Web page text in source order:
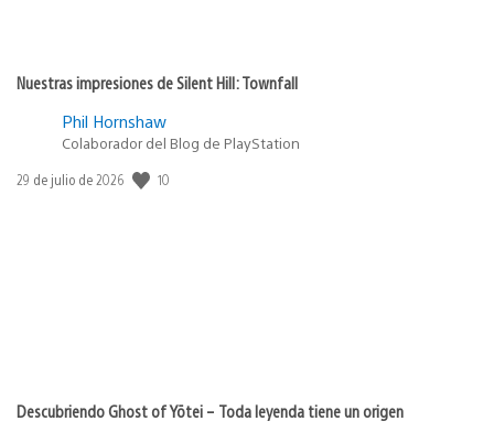
Nuestras impresiones de Silent Hill: Townfall
Phil Hornshaw
Colaborador del Blog de PlayStation
Fecha
29 de julio de 2026 10
Descubriendo Ghost of Yōtei – Toda leyenda tiene un origen